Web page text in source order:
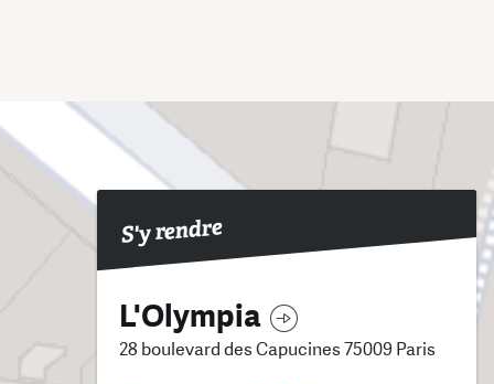
S'y rendre
L'Olympia
28 boulevard des Capucines 75009 Paris